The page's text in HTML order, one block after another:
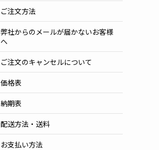
ご注文方法
弊社からのメールが届かないお客様
へ
ご注文のキャンセルについて
価格表
納期表
配送方法・送料
お支払い方法